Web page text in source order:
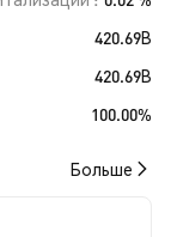
420.69B
420.69B
100.00%
Больше